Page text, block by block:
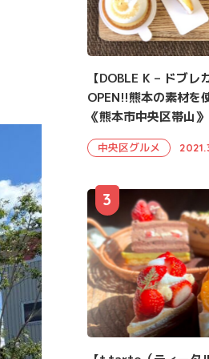
【DOBLE K – ドブ
OPEN!!熊本の素材を
《熊本市中央区帯山》
中央区グルメ
3